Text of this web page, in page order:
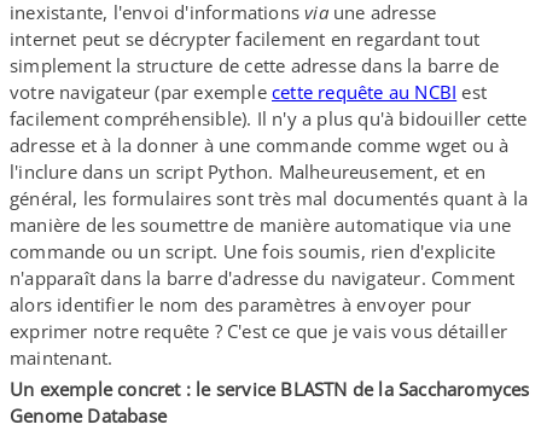
inexistante, l'envoi d'informationsviaune adresse
internet peut se décrypter facilement en regardant tout
simplement la structure de cette adresse dans la barre de
votre navigateur (par exemple cette requête au NCBI est
facilement compréhensible). Il n'y a plus qu'à bidouiller cette
adresse et à la donner à une commande comme wget ou à
l'inclure dans un script Python. Malheureusement, et en
général, les formulaires sont très mal documentés quant à la
manière de les soumettre de manière automatique via une
commande ou un script. Une fois soumis, rien d'explicite
n'apparaît dans la barre d'adresse du navigateur. Comment
alors identifier le nom des paramètres à envoyer pour
exprimer notre requête ? C'est ce que je vais vous détailler
maintenant.
Un exemple concret : le service BLASTN de la Saccharomyces
Genome Database